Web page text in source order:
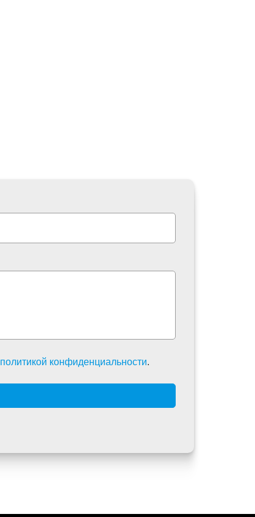
политикой конфиденциальности.